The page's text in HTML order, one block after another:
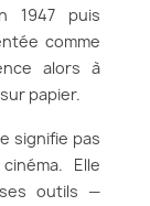
1947 puis
comme
alors à
papier.
signifie pas
Elle
outils —